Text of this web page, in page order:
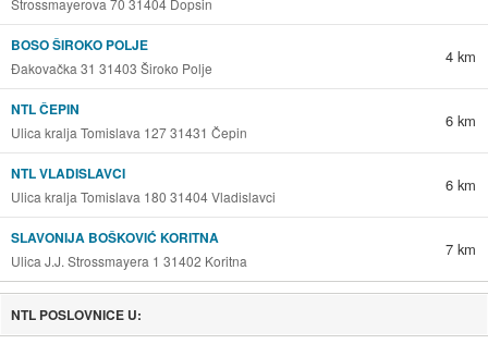
Strossmayerova 70 31404 Dopsin
BOSO ŠIROKO POLJE
Đakovačka 31 31403 Široko Polje
4 km
NTL ČEPIN
Ulica kralja Tomislava 127 31431 Čepin
6 km
NTL VLADISLAVCI
Ulica kralja Tomislava 180 31404 Vladislavci
6 km
SLAVONIJA BOŠKOVIĆ KORITNA
Ulica J.J. Strossmayera 1 31402 Koritna
7 km
NTL POSLOVNICE U: